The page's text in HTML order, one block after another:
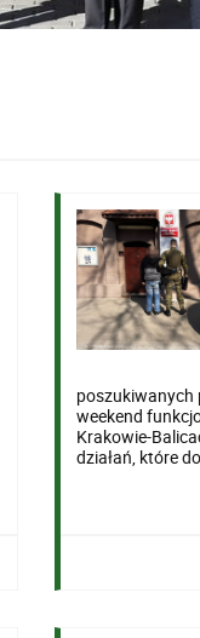
poszukiwanych
weekend
Krakowie-
działań, które